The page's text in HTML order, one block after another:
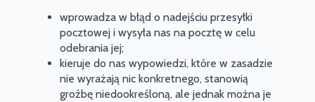
wprowadza w błąd o nadejściu przesyłki
pocztowej i wysyła nas na pocztę w celu
odebrania jej;
kieruje do nas wypowiedzi, które w zasadzie
nie wyrażają nic konkretnego, stanowią
groźbę niedookreśloną, ale jednak można je